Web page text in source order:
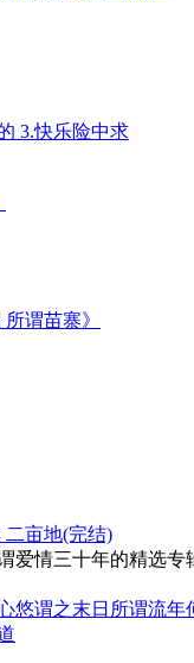
3.快乐险中求
谓苗寨》
二亩地(完结)
爱情三十年的精选专
悠谓之末日 所谓流年